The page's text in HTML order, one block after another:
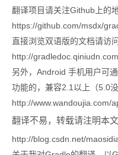
翻译项目请关注Github上的地
https://github.com/msdx/
直接浏览双语版的文档请访问
http://
另外，Android 手机用户可
功能的，兼容2.1以上（5.0
http://www.wandoujia.com/
翻译不易，转载请注明本
http://blog.csdn.net/